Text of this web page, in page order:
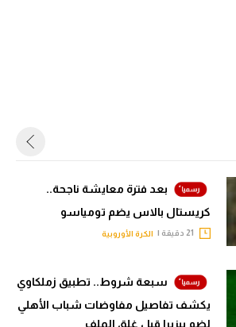
بعد فترة معايشة ناجحة..
كريستال بالاس يضم تومياسو
الكرة الأوروبية
سبعة شروط.. تطبيق زملكاوي
يكشف تفاصيل مفاوضات شباب الأهلي
لضم بيزيرا قبل غلق الملف